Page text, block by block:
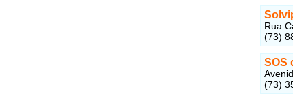
Rua
(73)
SOS
(73)